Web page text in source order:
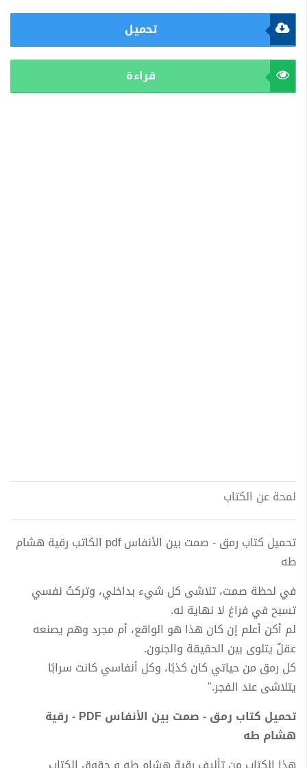
تحميل
قراءة
لمحة عن الكتاب
تحميل كتاب رمق - صمت بين الأنفاس pdf الكاتب رقية هشام
طه
في لحظة صمت، تلاشى كل شيء بداخلي، وتركتُ نفسي
تسبح في فراغ لا نهاية له.
لم أكن أعلم إن كان هذا هو الواقع، أم مجرد وهم يصنعه
عقلٌ يتلوى بين الحقيقة والجنون.
كل رمق من حياتي كان كذبًا، وكل أنفاسي كانت سرابًا
يتلاشى عند الفجر."
تحميل كتاب رمق - صمت بين الأنفاس PDF - رقية
هشام طه